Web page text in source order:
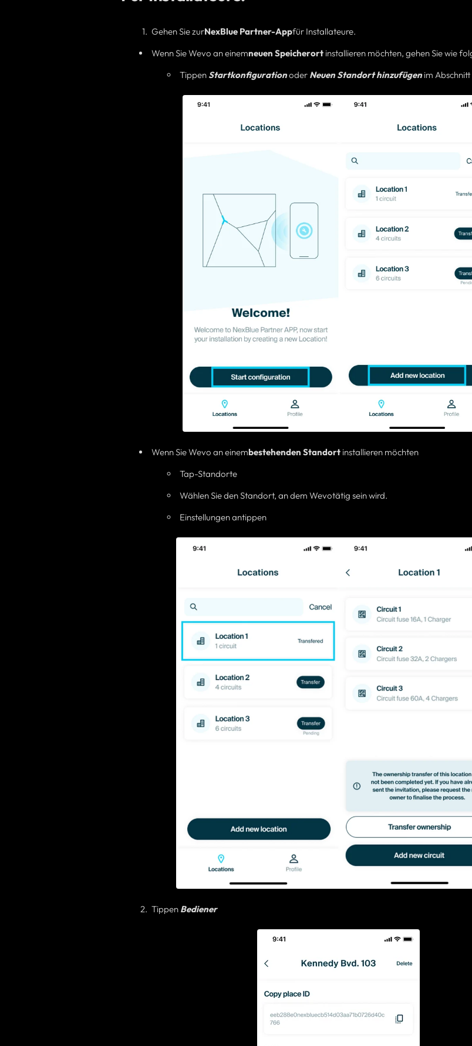
Gehen Sie zurNexBlue Partner-Appfür Installateure.
Wenn Sie Wevo an einemneuen Speicherort installieren möchten, gehen Sie wie
TippenStartkonfigurationoder Neuen Standort hinzufügen im
Wenn Sie Wevo an einembestehenden Standort installieren möchten
Tap-Standorte
Wählen Sie den Standort, an dem Wevotätig seinwird.
Einstellungen antippen
Tippen Bediener